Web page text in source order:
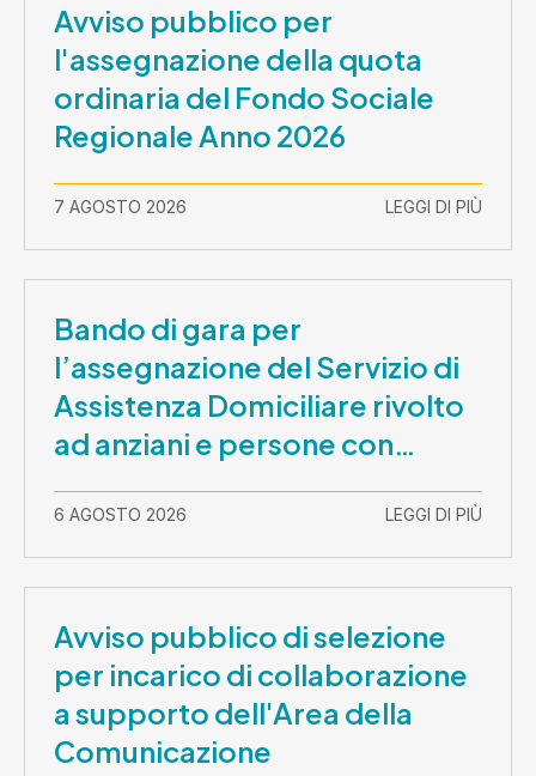
Avviso pubblico per
l'assegnazione della quota
ordinaria del Fondo Sociale
Regionale Anno 2026
7 AGOSTO 2026 LEGGI DI PIÙ
Bando di gara per
l’assegnazione del Servizio di
Assistenza Domiciliare rivolto
ad anziani e persone con
2026-30 settembre 2029
6 AGOSTO 2026 LEGGI DI PIÙ
Avviso pubblico di selezione
per incarico di collaborazione
a supporto dell'Area della
Comunicazione